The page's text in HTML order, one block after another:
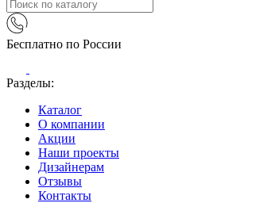
Бесплатно по России
Разделы:
Каталог
О компании
Акции
Наши проекты
Дизайнерам
Отзывы
Контакты